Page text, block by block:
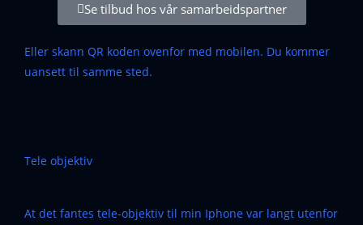
Se tilbud hos vår samarbeidspartner
Eller skann QR koden ovenfor med mobilen. Du kommer
uansett til samme sted.
Tele objektiv
At det fantes tele-objektiv til min Iphone var langt utenfor